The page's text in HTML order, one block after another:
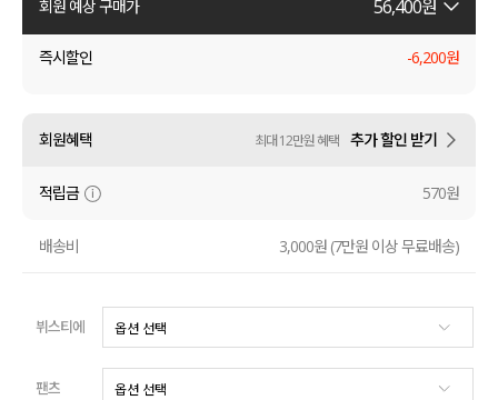
원피스
수영복
아우터
코디템
FIT ZOOM
회원 예상 구매가 56,400원
즉시할인 -6,200원
회원혜택 최대 12만원 혜택 추가 할인 받기
적립금 570원
배송비 3,000원 (7만원 이상 무료배송)
뷔스티에
팬츠